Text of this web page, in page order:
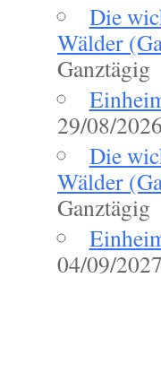
Die
Wälder
Ganztägig
29/08/
Die
Wälder
Ganztägig
04/09/